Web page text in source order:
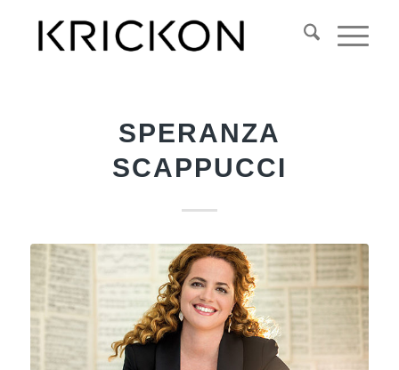
SPERANZA
SCAPPUCCI